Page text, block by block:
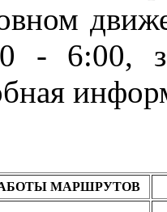
- 6:00,
МАРШРУТОВ